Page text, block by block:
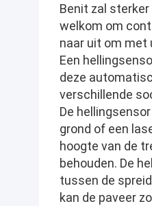
Benit zal
welkom om
naar uit om met
Een
deze
verschillende
De
grond of een
hoogte van de
behouden. De
tussen de
kan de paveer